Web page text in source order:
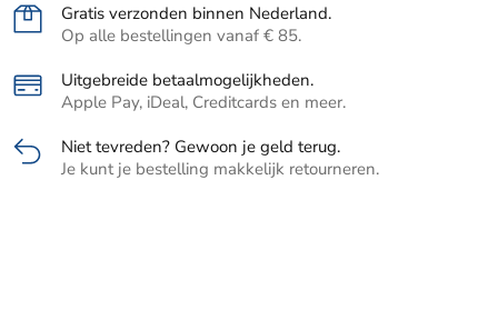
Gratis verzonden binnen Nederland.
Op alle bestellingen vanaf € 85.
Uitgebreide betaalmogelijkheden.
Apple Pay, iDeal, Creditcards en meer.
Niet tevreden? Gewoon je geld terug.
Je kunt je bestelling makkelijk retourneren.